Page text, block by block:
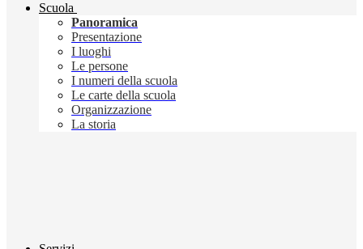
Scuola
Panoramica
Presentazione
I luoghi
Le persone
I numeri della scuola
Le carte della scuola
Organizzazione
La storia